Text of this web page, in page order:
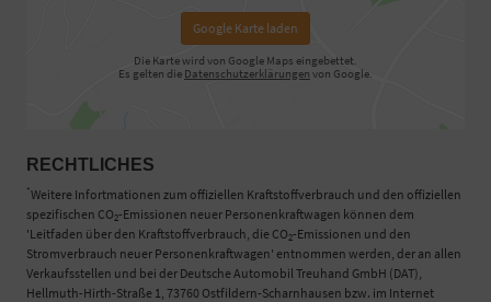
Google Karte laden
Die Karte wird von Google Maps eingebettet.
Es gelten die Datenschutzerklärungen von Google.
RECHTLICHES
*Weitere Infortmationen zum offiziellen Kraftstoffverbrauch und den offiziellen
spezifischen CO2-Emissionen neuer Personenkraftwagen können dem
'Leitfaden über den Kraftstoffverbrauch, die CO2-Emissionen und den
Stromverbrauch neuer Personenkraftwagen' entnommen werden, der an allen
Verkaufsstellen und bei der Deutsche Automobil Treuhand GmbH (DAT),
Hellmuth-Hirth-Straße 1, 73760 Ostfildern-Scharnhausen bzw. im Internet